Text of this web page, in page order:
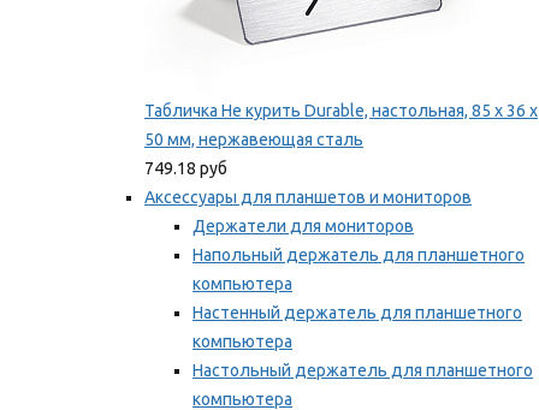
Табличка Не курить Durable, настольная, 85 x 36 x
50 мм, нержавеющая сталь
749.18 руб
Аксессуары для планшетов и мониторов
Держатели для мониторов
Напольный держатель для планшетного
компьютера
Настенный держатель для планшетного
компьютера
Настольный держатель для планшетного
компьютера